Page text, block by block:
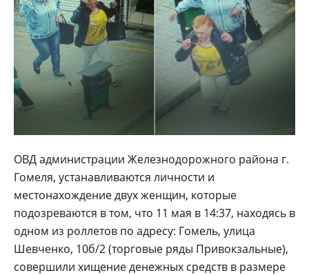
ОВД администрации Железнодорожного района г.
Гомеля, устанавливаются личности и
местонахождение двух женщин, которые
подозреваются в том, что 11 мая в 14:37, находясь в
одном из роллетов по адресу: Гомель, улица
Шевченко, 10б/2 (торговые ряды Привокзальные),
совершили хищение денежных средств в размере